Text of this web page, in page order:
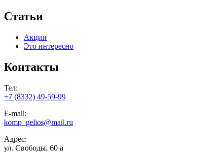
Статьи
Акции
Это интересно
Контакты
Тел:
+7 (8332) 49-59-99
E-mail:
komp_gelios@mail.ru
Адрес:
ул. Свободы, 60 а